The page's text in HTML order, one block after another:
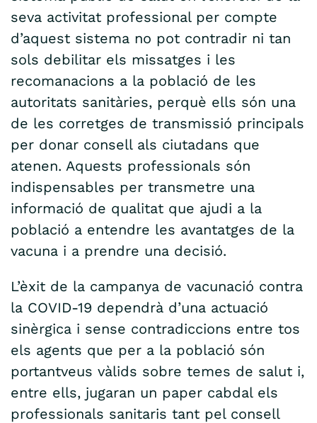
seva activitat professional per compte
d’aquest sistema no pot contradir ni tan
sols debilitar els missatges i les
recomanacions a la població de les
autoritats sanitàries, perquè ells són una
de les corretges de transmissió principals
per donar consell als ciutadans que
atenen. Aquests professionals són
indispensables per transmetre una
informació de qualitat que ajudi a la
població a entendre les avantatges de la
vacuna i a prendre una decisió.
L’èxit de la campanya de vacunació contra
la COVID-19 dependrà d’una actuació
sinèrgica i sense contradiccions entre tos
els agents que per a la població són
portantveus vàlids sobre temes de salut i,
entre ells, jugaran un paper cabdal els
professionals sanitaris tant pel consell